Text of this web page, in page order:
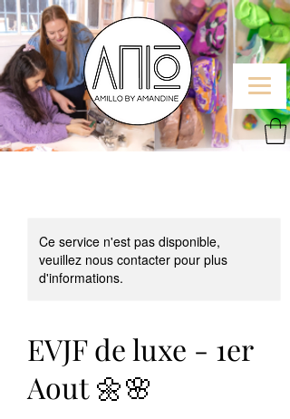
Ce service n'est pas disponible,
veuillez nous contacter pour plus
d'informations.
EVJF de luxe - 1er
Aout 🌼🌸